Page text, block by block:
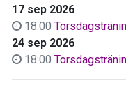
17 sep 2026
18:00
24 sep 2026
18:00